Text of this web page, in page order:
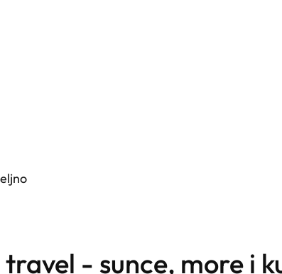
travel - sunce, more i